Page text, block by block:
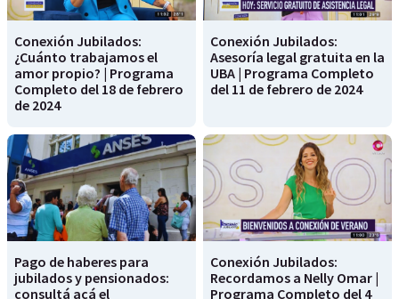
Conexión Jubilados:
¿Cuánto trabajamos el
amor propio? | Programa
Completo del 18 de febrero
de 2024
Conexión Jubilados:
Asesoría legal gratuita en la
UBA | Programa Completo
del 11 de febrero de 2024
Pago de haberes para
jubilados y pensionados:
consultá acá el
Conexión Jubilados:
Recordamos a Nelly Omar |
Programa Completo del 4